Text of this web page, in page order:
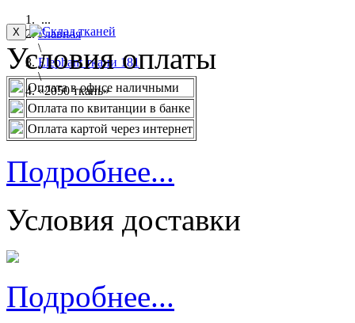
...
Главная
\
Elephant ткани 181
\
«2050 ткань»
X
Условия оплаты
Оплата в офисе наличными
Оплата по квитанции в банке
Оплата картой через интернет
Подробнее...
Условия доставки
Подробнее...